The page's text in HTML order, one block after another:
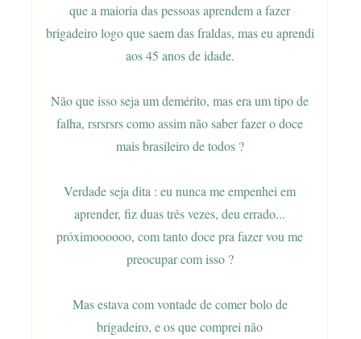
que a maioria das pessoas aprendem a fazer
brigadeiro logo que saem das fraldas, mas eu aprendi
aos 45 anos de idade.
Não que isso seja um demérito, mas era um tipo de
falha, rsrsrsrs como assim não saber fazer o doce
mais brasileiro de todos ?
Verdade seja dita : eu nunca me empenhei em
aprender, fiz duas três vezes, deu errado...
próximoooooo, com tanto doce pra fazer vou me
preocupar com isso ?
Mas estava com vontade de comer bolo de
brigadeiro, e os que comprei não